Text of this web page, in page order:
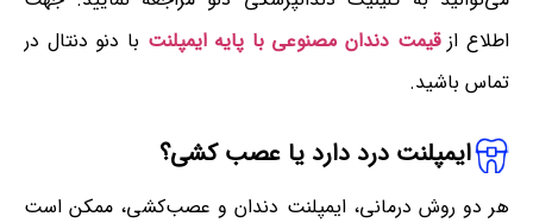
اطلاع ازقیمت دندان مصنوعی با پایه ایمپلنت با دنو دنتال در
تماس باشید.
ایمپلنت درد دارد یا عصب کشی؟
هر دو روش درمانی، ایمپلنت دندان و عصب‌کشی، ممکن است